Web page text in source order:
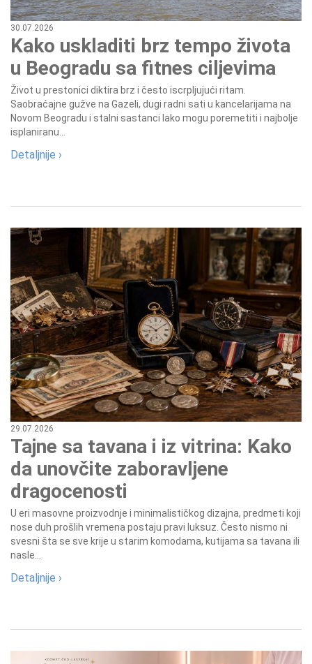
30.07.2026
Kako uskladiti brz tempo života
u Beogradu sa fitnes ciljevima
Život u prestonici diktira brz i često iscrpljujući ritam.
Saobraćajne gužve na Gazeli, dugi radni sati u kancelarijama na
Novom Beogradu i stalni sastanci lako mogu poremetiti i najbolje
isplaniranu...
Detaljnije ›
29.07.2026
Tajne sa tavana i iz vitrina: Kako
da unovčite zaboravljene
dragocenosti
U eri masovne proizvodnje i minimalističkog dizajna, predmeti koji
nose duh prošlih vremena postaju pravi luksuz. Često nismo ni
svesni šta se sve krije u starim komodama, kutijama sa tavana ili
nasle...
Detaljnije ›